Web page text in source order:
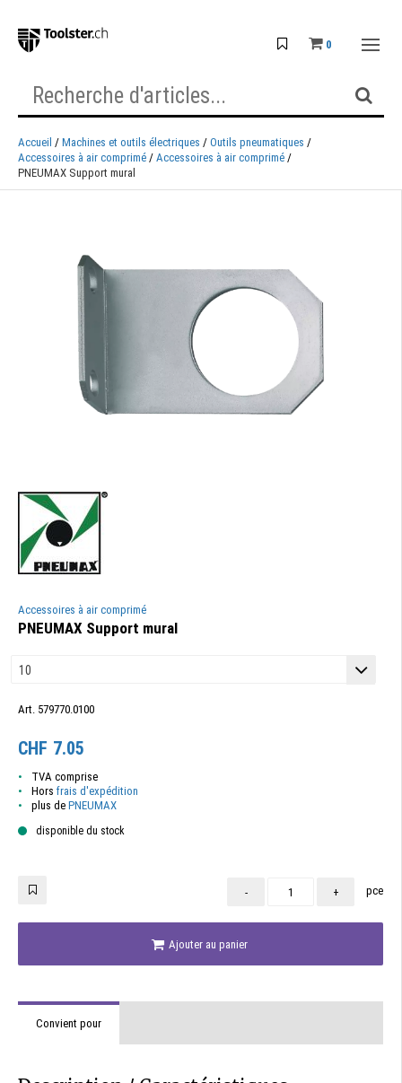
0
Accueil Machines et outils électriques
Outils pneumatiques
Accessoires à air comprimé
Accessoires à air comprimé
PNEUMAX Support mural
Accessoires à air comprimé
PNEUMAX Support mural
Art. 579770.0100
CHF 7.05
TVA comprise
Hors frais d'expédition
plus de PNEUMAX
disponible du stock
- + pce
Ajouter au panier
Convient pour